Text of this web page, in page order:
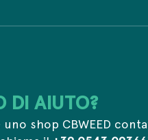
DI AIUTO?
shop CBWEED